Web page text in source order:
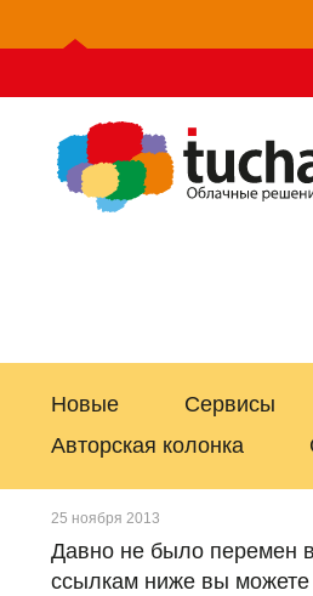
Новые Сервисы
Авторская колонка
25 ноября 2013
Давно не было перемен
ссылкам ниже вы можете